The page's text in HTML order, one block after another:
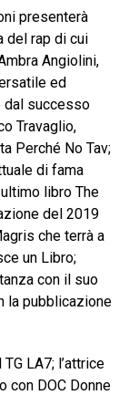
presenterà
del rap di cui
Angiolini,
ed
dal successo
Travaglio,
Perché No Tav;
di fama
libro The
del 2019
che terrà a
un Libro;
con il suo
la pubblicazione
LA7; l’attrice
con DOC Donne